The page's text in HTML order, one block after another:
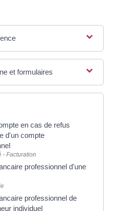
et formulaires
en cas de refus
d'un compte
- Facturation
professionnel d'une
professionnel de
individuel